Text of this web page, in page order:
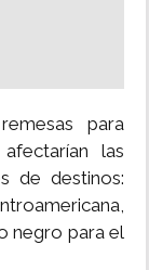
para
las
de destinos:
negro para el